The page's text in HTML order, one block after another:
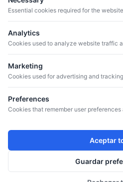
Catálogo
Bodegas
Blog
CONTACTO
info@iguazuvinos.com
DIRECCIÓN
Sant Just Desvern, Barcelona,
SÍGUENOS
Twitter
Essential cookies required for the
Analytics
Cookies used to analyze website traffic
Marketing
Cookies used for advertising and
Preferences
Cookies that remember user preferences
Aceptar
Guardar